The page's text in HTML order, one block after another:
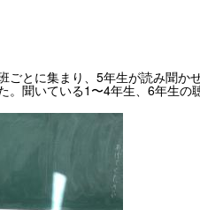
ごとに集まり、5年生が読み聞か
聞いている1〜4年生、6年生の